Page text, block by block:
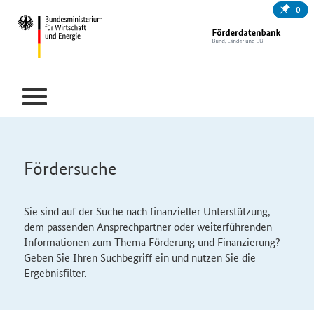
0
Fördersuche
Sie sind auf der Suche nach finanzieller Unterstützung,
dem passenden Ansprechpartner oder weiterführenden
Informationen zum Thema Förderung und Finanzierung?
Geben Sie Ihren Suchbegriff ein und nutzen Sie die
Ergebnisfilter.